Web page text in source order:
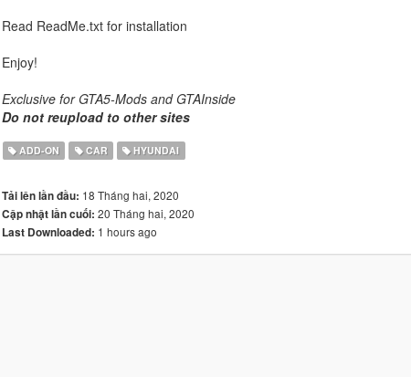
Read ReadMe.txt for installation
Enjoy!
Exclusive for GTA5-Mods and GTAInside
Do not reupload to other sites
ADD-ON CAR HYUNDAI
Tải lên lần đầu: 18 Tháng hai, 2020
Cập nhật lần cuối: 20 Tháng hai, 2020
Last Downloaded: 1 hours ago